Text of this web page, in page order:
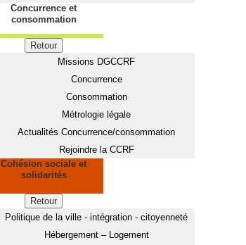
Concurrence et
consommation
Retour
Missions DGCCRF
Concurrence
Consommation
Métrologie légale
Actualités Concurrence/consommation
Rejoindre la CCRF
Cohésion sociale et
solidarités
Retour
Politique de la ville - intégration - citoyenneté
Hébergement – Logement